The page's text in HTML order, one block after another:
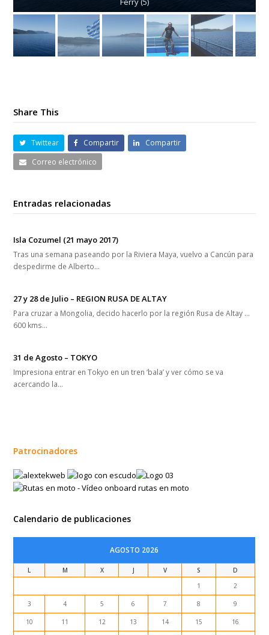
Share This
Twittear Compartir
Compartir
Correo electrónico
Entradas relacionadas
Isla Cozumel (21 mayo 2017)
Tras una semana paseando por la Riviera Maya, vuelvo a Cancún para
despedirme de Alberto…
27 y 28 de Julio – REGION RUSA DE ALTAY
Para cruzar a Mongolia, decido hacerlo por la región Rusa de Altay …
600 kms…
31 de Agosto – TOKYO
Impresiona entrar en Tokyo en un tren ‘bala’ y ver cómo se va
acercando la…
Patrocinadores
Calendario de publicaciones
AGOSTO 2026
L M X J V S
D
1
2
3 4 5 6 7 8 9
10 11 12 13 14 15 16